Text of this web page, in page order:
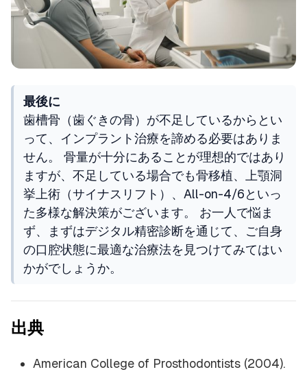
最後に
歯槽骨（歯ぐきの骨）が不足しているからとい
って、インプラント治療を諦める必要はありま
せん。 骨量が十分にあることが理想的ではあり
ますが、不足している場合でも骨移植、上顎洞
挙上術（サイナスリフト）、All-on-4/6といっ
た多様な解決策がございます。 お一人で悩ま
ず、まずはデジタル精密診断を通じて、ご自身
の口腔状態に最適な治療法を見つけてみてはい
かがでしょうか。
出典
American College of Prosthodontists (2004).